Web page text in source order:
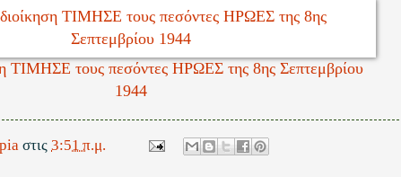
ΤΙΜΗΣΕ τους πεσόντες ΗΡΩΕΣ της 8ης Σεπτεμβρίου
1944
στις 3:51 π.μ.